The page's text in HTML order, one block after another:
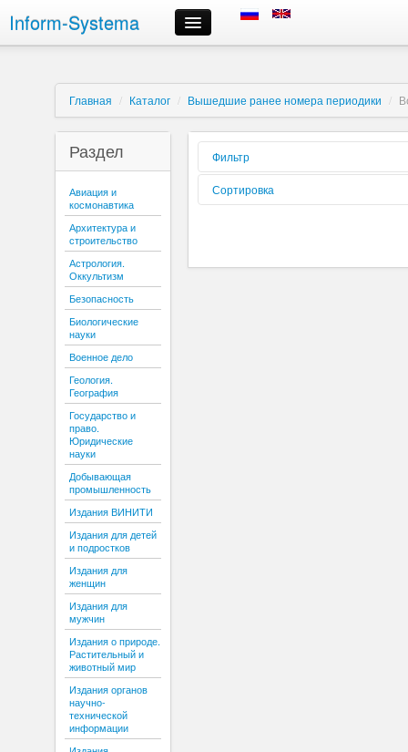
Inform-Systema
Контроль заказа
О компании
Российские информационные ресурсы, предлагаемые нами
Доставка
Сроки выполнения заказов
Регистрация и авторизация
Выбор информационных ресурсов и размещение заказа
Личный кабинет
Отмена заказа
Контактная информация
Главная / Каталог / Вышедшие ранее номера периодики /
Раздел
Авиация и
космонавтика
Архитектура и
строительство
Астрология.
Оккультизм
Безопасность
Биологические
науки
Военное дело
Геология.
География
Государство и
право.
Юридические
науки
Добывающая
промышленность
Издания ВИНИТИ
Издания для детей
и подростков
Издания для
женщин
Издания для
мужчин
Издания о природе.
Растительный и
животный мир
Издания органов
научно-
технической
информации
Фильтр
Форма
реализации:
Сортировка